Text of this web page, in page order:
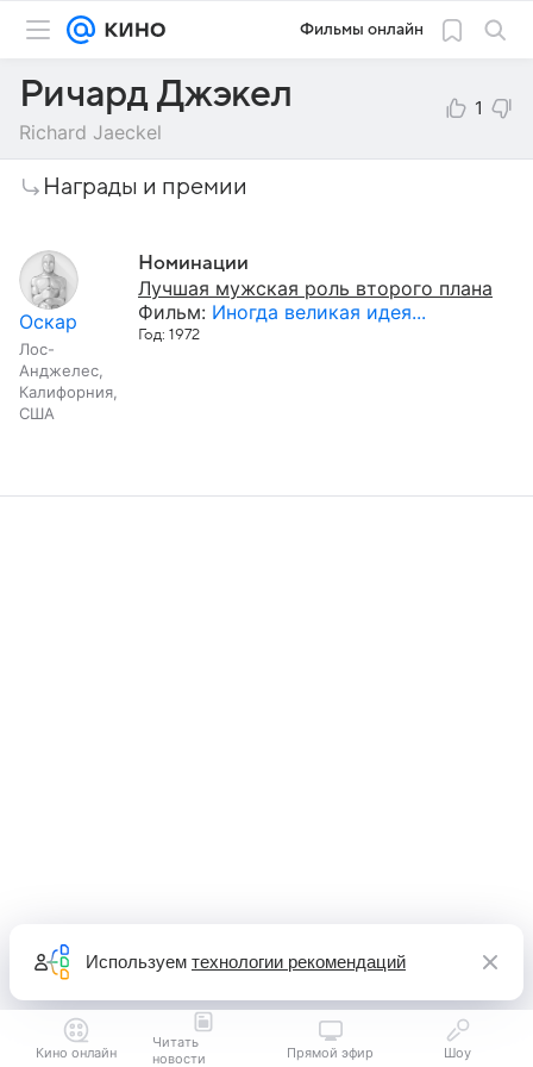
Фильмы онлайн
Ричард Джэкел
Richard Jaeckel
1
Награды и премии
Оскар
Лос-
Анджелес,
Калифорния,
США
Номинации
Лучшая мужская роль второго плана
Фильм: Иногда великая идея...
Год: 1972
Кино онлайн
Читать
новости
Прямой эфир Шоу
Используем технологии рекомендаций